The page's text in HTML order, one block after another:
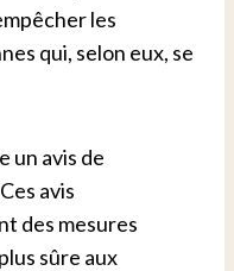
les
qui, selon eux, se
un avis de
avis
des mesures
sûre aux